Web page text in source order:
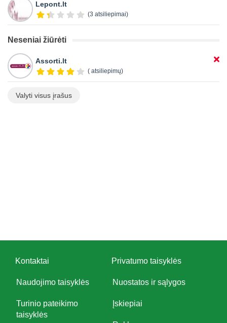
Lepont.lt
(3 atsiliepimai)
Neseniai žiūrėti
Assorti.lt
( atsiliepimų)
Valyti visus įrašus
Kontaktai Privatumo taisyklės
Naudojimo taisyklės Nuostatos ir sąlygos
Turinio pateikimo
taisyklės
Įskiepiai